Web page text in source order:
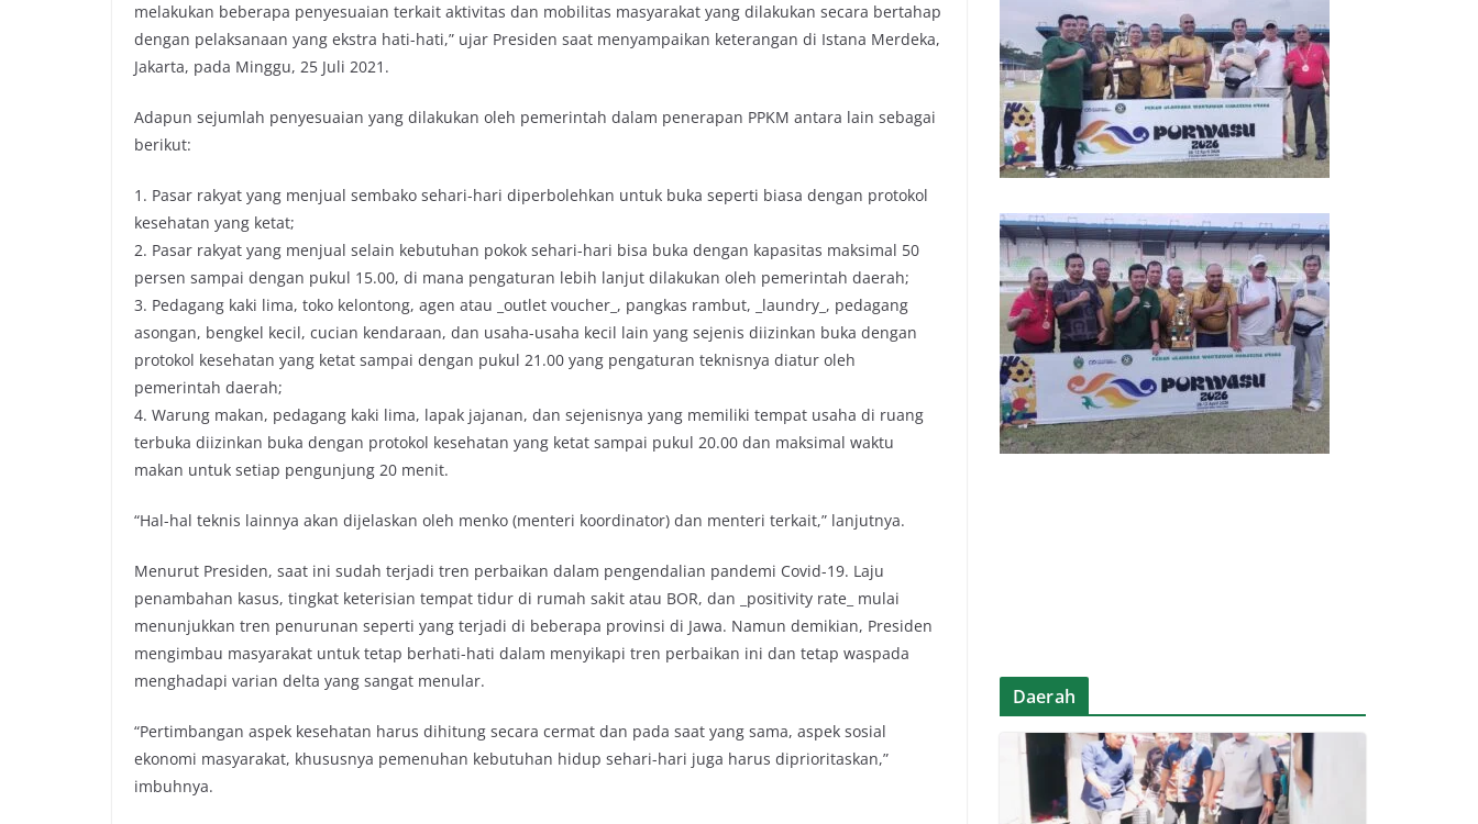
melakukan beberapa penyesuaian terkait aktivitas dan mobilitas masyarakat yang dilakukan secara bertahap
dengan pelaksanaan yang ekstra hati-hati,” ujar Presiden saat menyampaikan keterangan di Istana Merdeka,
Jakarta, pada Minggu, 25 Juli 2021.
Adapun sejumlah penyesuaian yang dilakukan oleh pemerintah dalam penerapan PPKM antara lain sebagai
berikut:
1. Pasar rakyat yang menjual sembako sehari-hari diperbolehkan untuk buka seperti biasa dengan protokol
kesehatan yang ketat;
2. Pasar rakyat yang menjual selain kebutuhan pokok sehari-hari bisa buka dengan kapasitas maksimal 50
persen sampai dengan pukul 15.00, di mana pengaturan lebih lanjut dilakukan oleh pemerintah daerah;
3. Pedagang kaki lima, toko kelontong, agen atau _outlet voucher_, pangkas rambut, _laundry_, pedagang
asongan, bengkel kecil, cucian kendaraan, dan usaha-usaha kecil lain yang sejenis diizinkan buka dengan
protokol kesehatan yang ketat sampai dengan pukul 21.00 yang pengaturan teknisnya diatur oleh
pemerintah daerah;
4. Warung makan, pedagang kaki lima, lapak jajanan, dan sejenisnya yang memiliki tempat usaha di ruang
terbuka diizinkan buka dengan protokol kesehatan yang ketat sampai pukul 20.00 dan maksimal waktu
makan untuk setiap pengunjung 20 menit.
“Hal-hal teknis lainnya akan dijelaskan oleh menko (menteri koordinator) dan menteri terkait,” lanjutnya.
Menurut Presiden, saat ini sudah terjadi tren perbaikan dalam pengendalian pandemi Covid-19. Laju
penambahan kasus, tingkat keterisian tempat tidur di rumah sakit atau BOR, dan _positivity rate_ mulai
menunjukkan tren penurunan seperti yang terjadi di beberapa provinsi di Jawa. Namun demikian, Presiden
mengimbau masyarakat untuk tetap berhati-hati dalam menyikapi tren perbaikan ini dan tetap waspada
menghadapi varian delta yang sangat menular.
“Pertimbangan aspek kesehatan harus dihitung secara cermat dan pada saat yang sama, aspek sosial
ekonomi masyarakat, khususnya pemenuhan kebutuhan hidup sehari-hari juga harus diprioritaskan,”
imbuhnya.
Daerah